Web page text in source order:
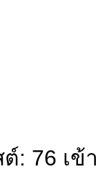
: 76 เ